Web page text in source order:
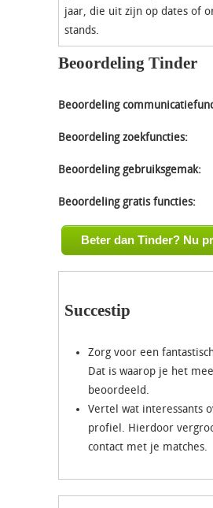
jaar, die uit zijn op dates of
stands.
Beoordeling Tinder
Beoordeling
Beoordeling zoekfuncties:
Beoordeling gebruiksgemak:
Beoordeling gratis functies:
Beter dan Tinder? Nu
Succestip
Zorg voor een
Dat is waarop je het
beoordeeld.
Vertel wat interessants
profiel. Hierdoor
contact met je matches.